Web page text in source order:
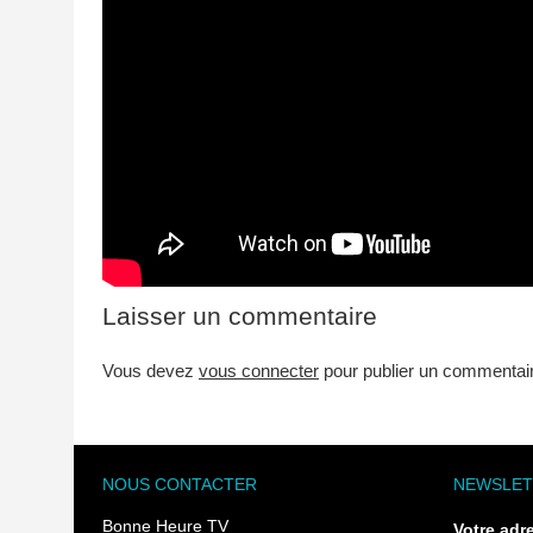
Laisser un commentaire
Vous devez vous connecter pour publier un
NOUS CONTACTER
Bonne Heure TV